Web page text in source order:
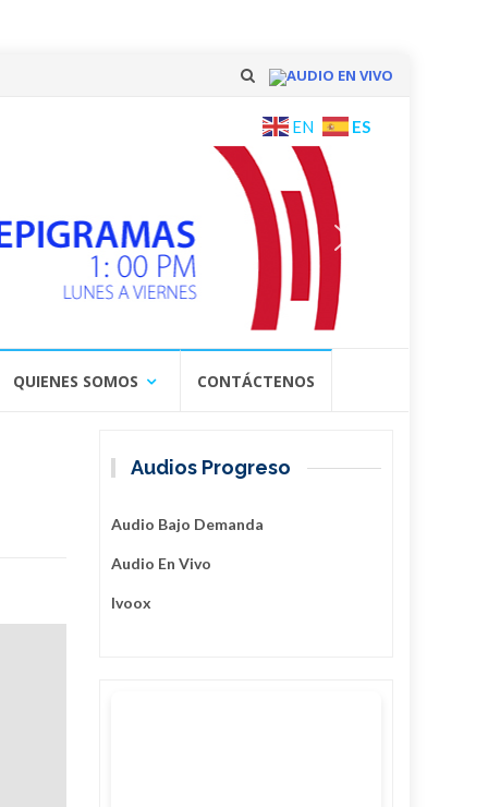
AUDIO EN VIVO
Skip
content
EN ES
QUIENES SOMOS CONTÁCTENOS
Audios Progreso
Audio Bajo Demanda
Audio En Vivo
Ivoox